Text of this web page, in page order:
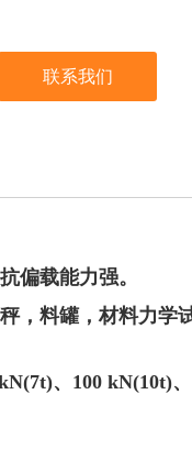
联系我们
偏载能力强。
，料罐，材料力学
7t)、100 kN(10t)、